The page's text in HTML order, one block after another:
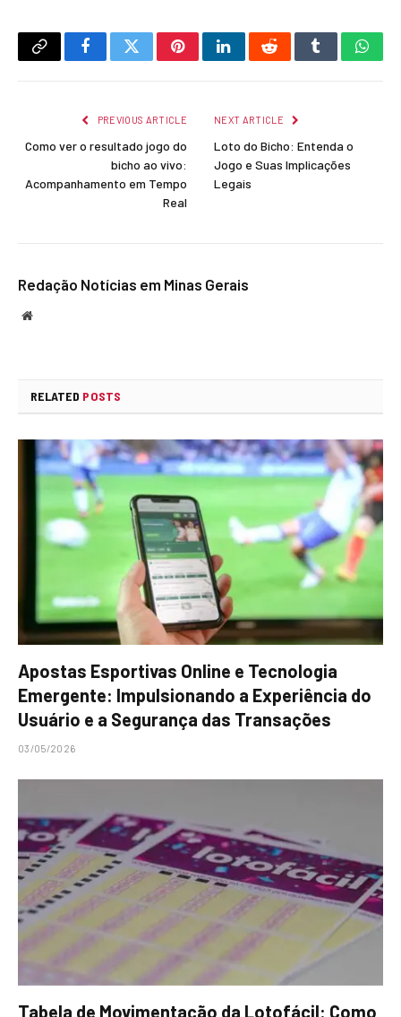
Copy
FacebookTwitterPinterestLinkedInRedditTumblr
PREVIOUS ARTICLE
Como ver o resultado jogo do
bicho ao vivo:
Acompanhamento em Tempo
Real
NEXT ARTICLE
Loto do Bicho: Entenda o
Jogo e Suas Implicações
Legais
Redação Notícias em Minas Gerais
Website
RELATED POSTS
Apostas Esportivas Online e Tecnologia
Emergente: Impulsionando a Experiência do
Usuário e a Segurança das Transações
03/05/2026
Tabela de Movimentação da Lotofácil: Como